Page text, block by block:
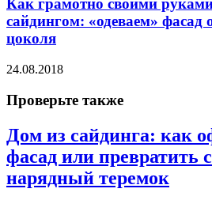
Как грамотно своими
сайдингом: «одеваем» фасад
цоколя
24.08.2018
Проверьте также
Дом из сайдинга: как
фасад или превратить
нарядный теремок